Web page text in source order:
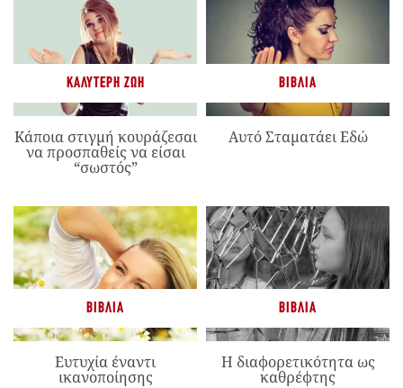
ΚΑΛΎΤΕΡΗ ΖΩΉ
Κάποια στιγμή κουράζεσαι
να προσπαθείς να είσαι
“σωστός”
ΒΙΒΛΊΑ
Αυτό Σταματάει Εδώ
ΒΙΒΛΊΑ
Ευτυχία έναντι
ικανοποίησης
ΒΙΒΛΊΑ
Η διαφορετικότητα ως
καθρέφτης